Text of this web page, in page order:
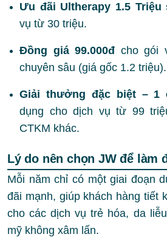
Ưu đãi Ultherapy 1.5 Triệu
vụ từ 30 triệu.
Đồng giá 99.000đ cho gói
chuyên sâu (giá gốc 1.2 triệu).
Giải thưởng đặc biệt – 1
dụng cho dịch vụ từ 99
CTKM khác.
Lý do nên chọn JW để làm
Mỗi năm chỉ có một giai đoạn
đãi mạnh, giúp khách hàng tiết
cho các dịch vụ trẻ hóa, da
mỹ không xâm lấn.